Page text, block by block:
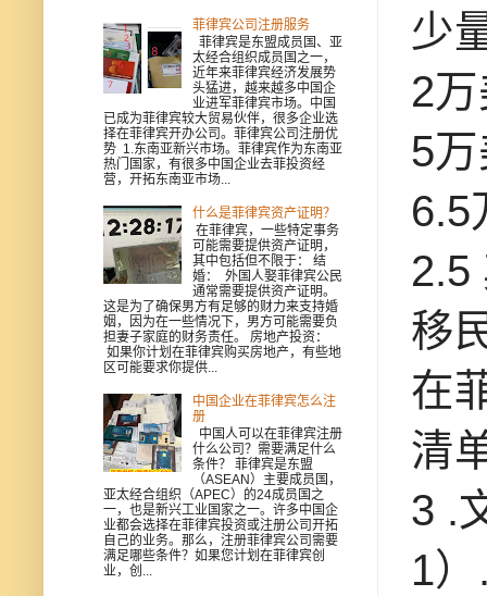
少
2
5
6.5
2.5
移
在
清
3 .
1
菲律宾公司注册服务
菲律宾是东盟成员国、亚
太经合组织成员国之一，
近年来菲律宾经济发展势
头猛进，越来越多中国企
业进军菲律宾市场。中国
已成为菲律宾较大贸易伙伴，很多企业选
择在菲律宾开办公司。菲律宾公司注册优
势 1.东南亚新兴市场。菲律宾作为东南亚
热门国家，有很多中国企业去菲投资经
营，开拓东南亚市场...
什么是菲律宾资产证明？
在菲律宾，一些特定事务
可能需要提供资产证明，
其中包括但不限于： 结
婚： 外国人娶菲律宾公民
通常需要提供资产证明。
这是为了确保男方有足够的财力来支持婚
姻，因为在一些情况下，男方可能需要负
担妻子家庭的财务责任。 房地产投资：
如果你计划在菲律宾购买房地产，有些地
区可能要求你提供...
中国企业在菲律宾怎么注
册
中国人可以在菲律宾注册
什么公司？需要满足什么
条件？ 菲律宾是东盟
（ASEAN）主要成员国，
亚太经合组织（APEC）的24成员国之
一，也是新兴工业国家之一。许多中国企
业都会选择在菲律宾投资或注册公司开拓
自己的业务。那么，注册菲律宾公司需要
满足哪些条件？如果您计划在菲律宾创
业，创...